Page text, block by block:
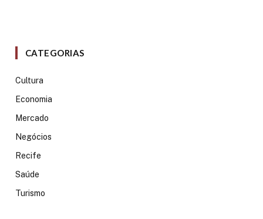
CATEGORIAS
Cultura
Economia
Mercado
Negócios
Recife
Saúde
Turismo